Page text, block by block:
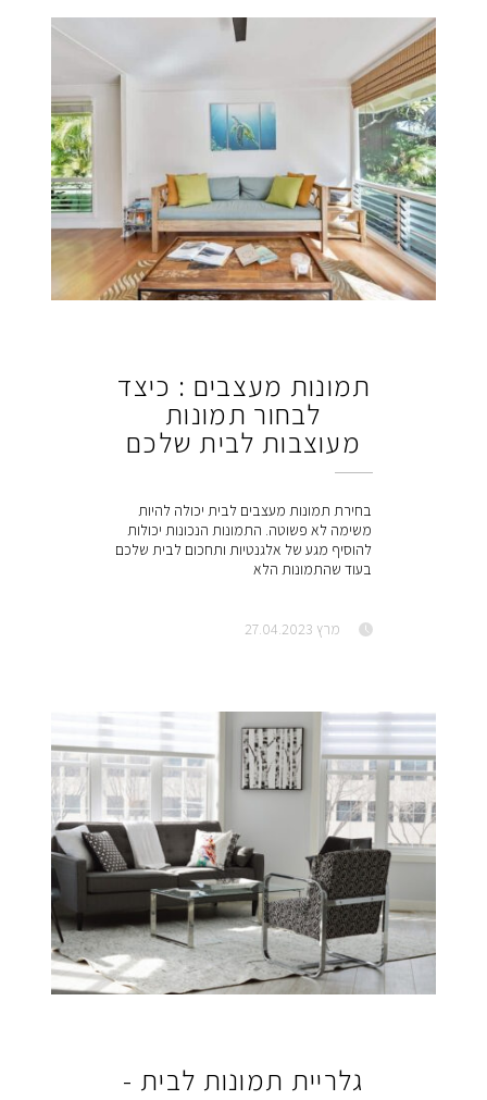
תמונות מעצבים : כיצד
לבחור תמונות
מעוצבות לבית שלכם
בחירת תמונות מעצבים לבית יכולה להיות
משימה לא פשוטה. התמונות הנכונות יכולות
להוסיף מגע של אלגנטיות ותחכום לבית שלכם
בעוד שהתמונות הלא
מרץ 27.04.2023
גלריית תמונות לבית -